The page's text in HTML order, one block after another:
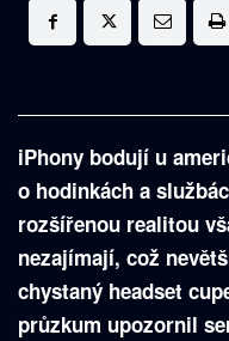
iPhony bodují u
o hodinkách a
rozšířenou realitou
nezajímají, což
chystaný headset
průzkum upozornil